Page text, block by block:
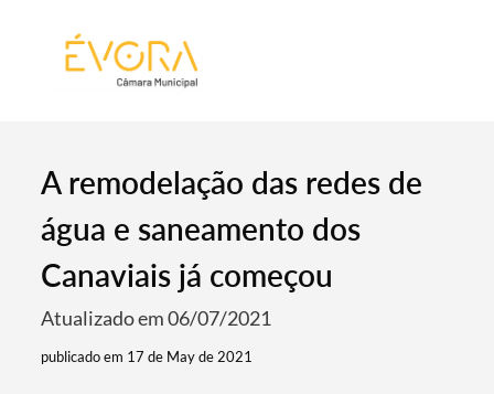
A remodelação das redes de
água e saneamento dos
Canaviais já começou
Atualizado em 06/07/2021
publicado em 17 de May de 2021